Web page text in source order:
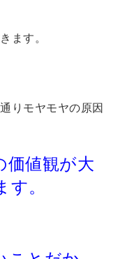
ます。
りモヤモヤの原因
価値観が大
。